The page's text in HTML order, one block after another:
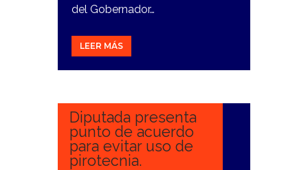
del Gobernador…
LEER MÁS
22
Diputada presenta
punto de acuerdo
para evitar uso de
pirotecnia.